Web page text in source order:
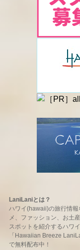
LaniLaniとは？
ハワイ(hawaii)の旅行情
メ、ファッション、お土
スポットを紹介するハワ
「Hawaiian Breeze
で無料配布中！